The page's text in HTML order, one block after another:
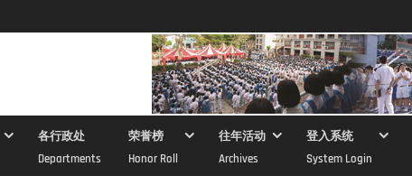
各行政处
Departments
荣誉榜
Honor Roll
往年活动
Archives
登入系统
System Login